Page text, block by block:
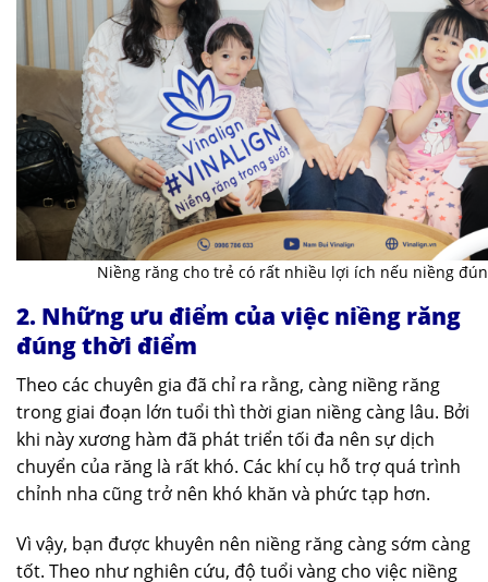
Niềng răng cho trẻ có rất nhiều lợi ích nếu niềng
2. Những ưu điểm của việc niềng răng
đúng thời điểm
Theo các chuyên gia đã chỉ ra rằng, càng niềng răng
trong giai đoạn lớn tuổi thì thời gian niềng càng lâu. Bởi
khi này xương hàm đã phát triển tối đa nên sự dịch
chuyển của răng là rất khó. Các khí cụ hỗ trợ quá trình
chỉnh nha cũng trở nên khó khăn và phức tạp hơn.
Vì vậy, bạn được khuyên nên niềng răng càng sớm càng
tốt. Theo như nghiên cứu, độ tuổi vàng cho việc niềng